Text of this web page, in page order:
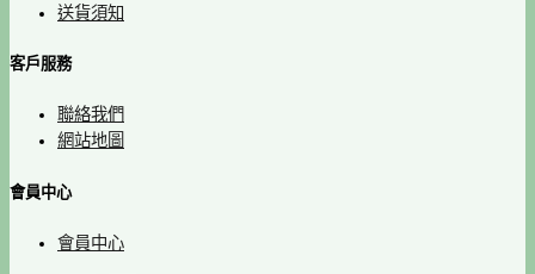
送貨須知
客戶服務
聯絡我們
網站地圖
會員中心
會員中心